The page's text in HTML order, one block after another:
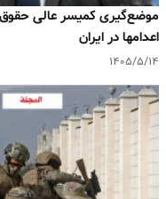
موضع‌گیری کمیسر عالی
اعدامها در ایران
۱۴۰۵/۵/۱۴